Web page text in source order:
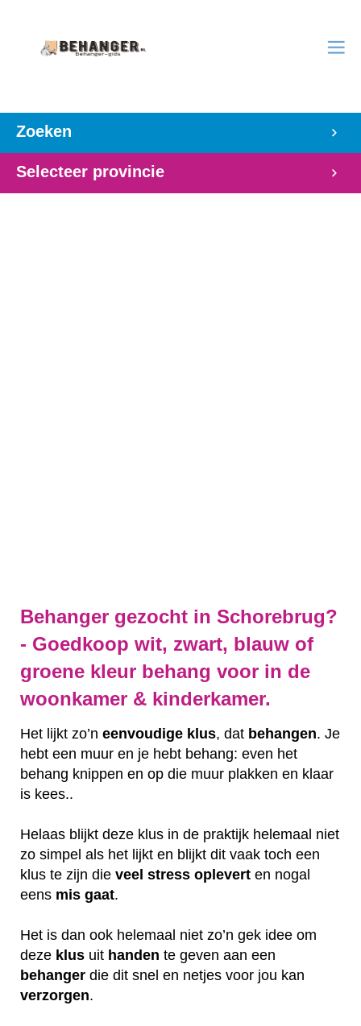
Zoeken
Selecteer provincie
Behanger gezocht in Schorebrug?
- Goedkoop wit, zwart, blauw of
groene kleur behang voor in de
woonkamer & kinderkamer.
Het lijkt zo’n eenvoudige klus, dat behangen. Je
hebt een muur en je hebt behang: even het
behang knippen en op die muur plakken en klaar
is kees..
Helaas blijkt deze klus in de praktijk helemaal niet
zo simpel als het lijkt en blijkt dit vaak toch een
klus te zijn die veel stress oplevert en nogal
eens mis gaat.
Het is dan ook helemaal niet zo’n gek idee om
deze klus uit handen te geven aan een
behanger die dit snel en netjes voor jou kan
verzorgen.